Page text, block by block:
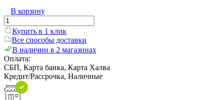
В корзину
Купить в 1 клик
Все способы доставки
В наличии в 2 магазинах
Оплата:
СБП, Карта банка, Карта Халва
Кредит/Рассрочка, Наличные